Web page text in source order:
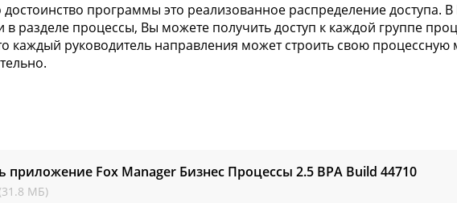
программы это реализованное распределение доступа.
в разделе процессы, Вы можете получить доступ к каждой группе
каждый руководитель направления может строить свою процессную
приложение Fox Manager Бизнес Процессы 2.5 BPA Build 44710
МБ)